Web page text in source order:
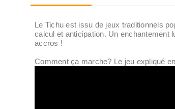
Le Tichu est issu de jeux traditionnels
calcul et anticipation. Un enchantement
accros !
Comment ça marche? Le jeu expliqué